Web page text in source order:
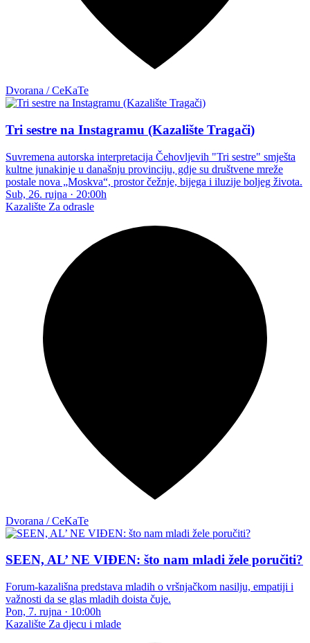
Dvorana / CeKaTe
Tri sestre na Instagramu (Kazalište Tragači)
Suvremena autorska interpretacija Čehovljevih "Tri sestre" smješta
kultne junakinje u današnju provinciju, gdje su društvene mreže
postale nova „Moskva“, prostor čežnje, bijega i iluzije boljeg života.
Sub, 26. rujna · 20:00h
Kazalište Za odrasle
Dvorana / CeKaTe
SEEN, AL’ NE VIĐEN: što nam mladi žele poručiti?
Forum-kazališna predstava mladih o vršnjačkom nasilju, empatiji i
važnosti da se glas mladih doista čuje.
Pon, 7. rujna · 10:00h
Kazalište Za djecu i mlade